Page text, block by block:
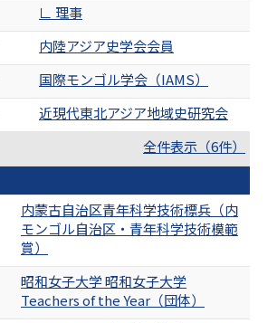
∟ 理事
内陸アジア史学会会員
国際モンゴル学会（IAMS）
近現代東北アジア地域史研究会
全件表示（6件）
内蒙古自治区青年科学技術標兵（内
モンゴル自治区・青年科学技術模範
賞）
昭和女子大学 昭和女子大学
Teachers of the Year（団体）